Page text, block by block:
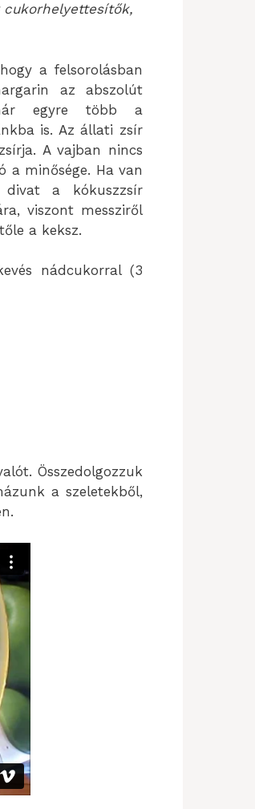
cukorhelyettesítők,
a felsorolásban
az abszolút
egyre több a
is. Az állati zsír
A vajban nincs
a minősége. Ha van
a kókuszzsír
viszont messziről
a keksz.
nádcukorral (3
Összedolgozzuk
a szeletekből,